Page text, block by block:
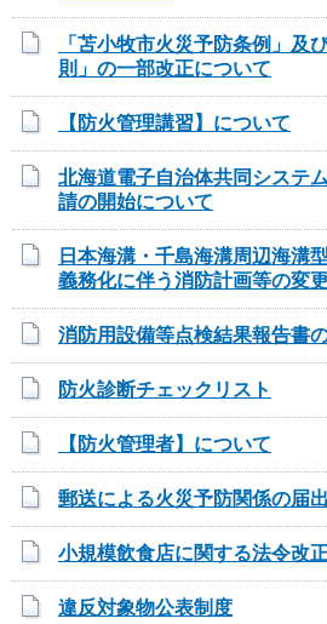
「苫小牧市火災予防条例」及
則」の一部改正について
【防火管理講習】について
北海道電子自治体共同システ
請の開始について
日本海溝・千島海溝周辺海溝
義務化に伴う消防計画等の変
消防用設備等点検結果報告書
防火診断チェックリスト
【防火管理者】について
郵送による火災予防関係の届
小規模飲食店に関する法令改
違反対象物公表制度